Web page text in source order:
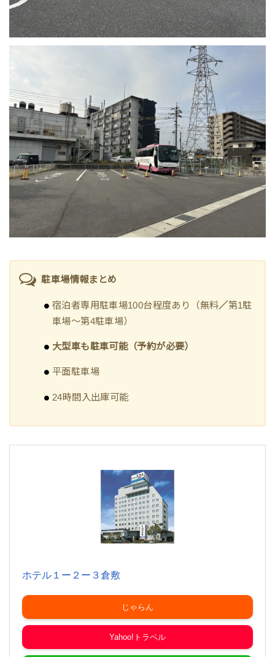
駐車場情報まとめ
宿泊者専用駐車場100台程度あり（無料／第1駐
車場～第4駐車場）
大型車も駐車可能（予約が必要）
平面駐車場
24時間入出庫可能
ホテル１ー２ー３倉敷
じゃらん
Yahoo!トラベル